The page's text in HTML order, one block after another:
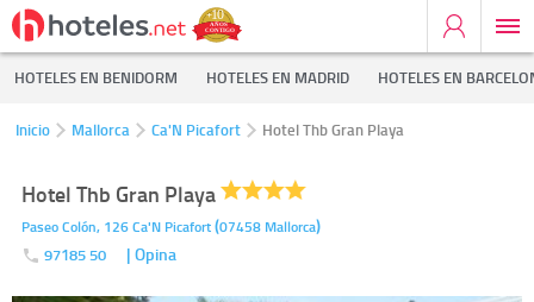
HOTELES EN BENIDORM HOTELES EN MADRID HOTELES EN
Inicio Mallorca Ca'N Picafort Hotel Thb Gran Playa
Hotel Thb Gran Playa
Paseo Colón, 126Ca'N Picafort(07458 Mallorca)
97185 50 | Opina